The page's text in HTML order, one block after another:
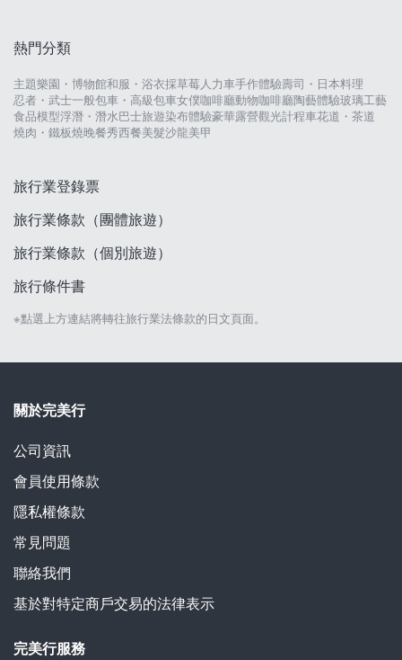
熱門分類
主題樂園・博物館和服・浴衣採草莓人力車手作體驗壽司・日本料理
忍者・武士一般包車・高級包車女僕咖啡廳動物咖啡廳陶藝體驗玻璃工藝
食品模型浮潛・潛水巴士旅遊染布體驗豪華露營觀光計程車花道・茶道
燒肉・鐵板燒晚餐秀西餐美髮沙龍美甲
旅行業登錄票
旅行業條款（團體旅遊）
旅行業條款（個別旅遊）
旅行條件書
※點選上方連結將轉往旅行業法條款的日文頁面。
關於完美行
公司資訊
會員使用條款
隱私權條款
常見問題
聯絡我們
基於對特定商戶交易的法律表示
完美行服務